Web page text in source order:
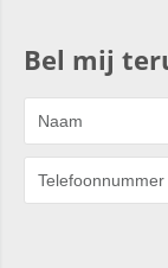
Bel mij